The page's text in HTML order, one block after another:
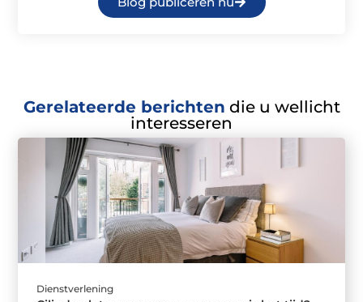
Gerelateerde berichten die u wellicht
interesseren
Dienstverlening